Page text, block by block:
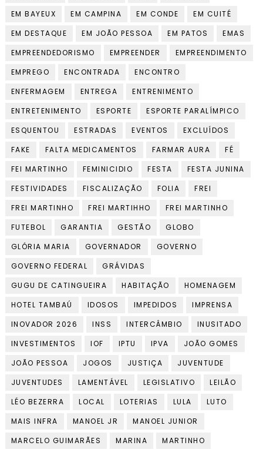
EM BAYEUX
EM CAMPINA EM CONDE
EM CUITÉ
EM DESTAQUE
EM JOÃO PESSOA EM PATOS
EMAS
EMPREENDEDORISMO
EMPREENDER
EMPREENDIMENTO
EMPREGO
ENCONTRADA
ENCONTRO
ENFERMAGEM
ENTREGA
ENTRENIMENTO
ENTRETENIMENTO
ESPORTE
ESPORTE PARALÍMPICO
ESQUENTOU
ESTRADAS EVENTOS
EXCLUÍDOS
FAKE
FALTA MEDICAMENTOS FARMAR AURA
FÉ
FEI MARTINHO
FEMINICIDIO FESTA
FESTA JUNINA
FESTIVIDADES
FISCALIZAÇÃO FOLIA
FREI
FREI MARTINHO
FREI MARTIHHO
FREI MARTINHO
FUTEBOL
GARANTIA GESTÃO
GLOBO
GLÓRIA MARIA
GOVERNADOR
GOVERNO
GOVERNO FEDERAL
GRÁVIDAS
GUGU DE CATINGUEIRA
HABITAÇÃO
HOMENAGEM
HOTEL TAMBAÚ
IDOSOS IMPEDIDOS
IMPRENSA
INOVADOR 2026
INSS INTERCÂMBIO
INUSITADO
INVESTIMENTOS
IOF IPTU IPVA
JOÃO GOMES
JOÃO PESSOA
JOGOS JUSTIÇA
JUVENTUDE
JUVENTUDES
LAMENTÁVEL LEGISLATIVO
LEILÃO
LÉO BEZERRA
LOCAL LOTERIAS LULA
LUTO
MAIS INFRA
MANOEL JR
MANOEL JUNIOR
MARCELO GUIMARÃES
MARINA
MARTINHO